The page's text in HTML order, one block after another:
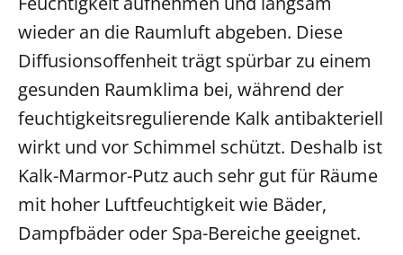
wieder an die Raumluft abgeben. Diese
Diffusionsoffenheit trägt spürbar zu einem
gesunden Raumklima bei, während der
feuchtigkeitsregulierende Kalk antibakteriell
wirkt und vor Schimmel schützt. Deshalb ist
Kalk-Marmor-Putz auch sehr gut für Räume
mit hoher Luftfeuchtigkeit wie Bäder,
Dampfbäder oder Spa-Bereiche geeignet.